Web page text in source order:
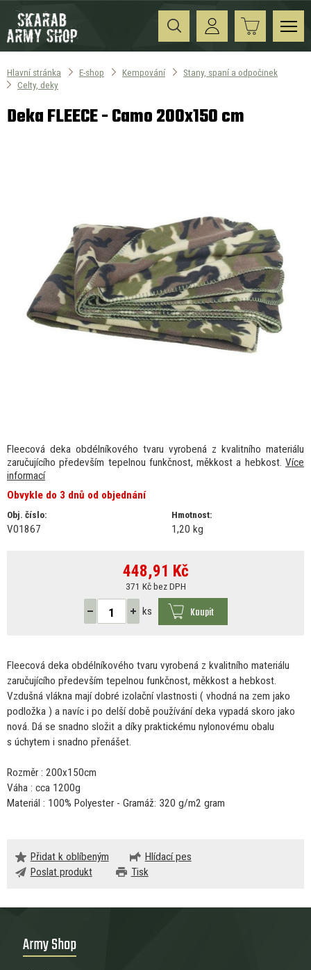
Hlavní stránka E-shop Kempování
Stany, spaní a odpočinek
Celty, deky
Deka FLEECE - Camo 200x150 cm
Fleecová deka obdélníkového tvaru vyrobená z kvalitního materiálu
zaručujícího především tepelnou funkčnost, měkkost a hebkost. Více
informací
Obvykle do 3 dnů od objednání
Obj. číslo:
V01867
Hmotnost:
1,20 kg
448,91 Kč
371 Kč bez DPH
ks Koupit
Fleecová deka obdélníkového tvaru vyrobená z kvalitního materiálu
zaručujícího především tepelnou funkčnost, měkkost a hebkost.
Vzdušná vlákna mají dobré izolační vlastnosti ( vhodná na zem jako
podložka ) a navíc i po delší době používání deka vypadá skoro jako
nová. Dá se snadno složit a díky praktickému nylonovému obalu
s úchytem i snadno přenášet.
Rozměr : 200x150cm
Váha : cca 1200g
Materiál : 100% Polyester - Gramáž: 320 g/m2 gram
Přidat k oblíbeným
Hlídací pes
Poslat produkt
Tisk
Army Shop